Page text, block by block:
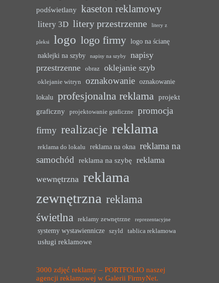
podświetlany kaseton reklamowy
litery 3D litery przestrzenne litery z
pleksi logo logo firmy logo na ścianę
naklejki na szyby
napisy na szyby
napisy
przestrzenne
obraz oklejanie szyb
oklejanie witryn oznakowanie oznakowanie
lokalu profesjonalna reklama projekt
graficzny
projektowanie graficzne
promocja
firmy realizacje reklama
reklama do lokalu reklama na okna reklama na
samochód reklama na szybę reklama
wewnętrzna reklama
zewnętrzna reklama
świetlna
reklamy zewnętrzne reprezentacyjne
systemy wystawiennicze szyld tablica reklamowa
usługi reklamowe
3000 zdjęć reklamy – PORTFOLIO naszej
agencji reklamowej w Galerii FirmyNet.